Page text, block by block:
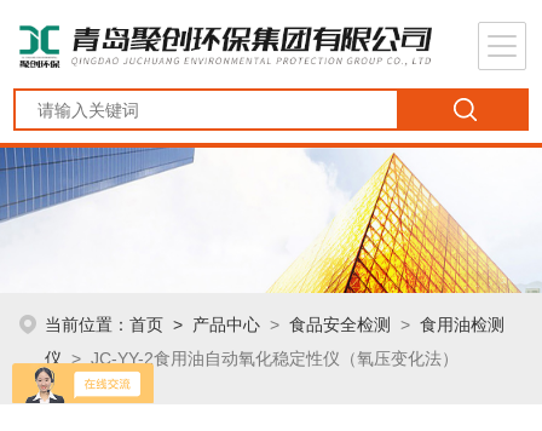
当前位置：首页 > 产品中心 >食品安全检测 >食用油检测
仪 > JC-YY-2食用油自动氧化稳定性仪（氧压变化法）